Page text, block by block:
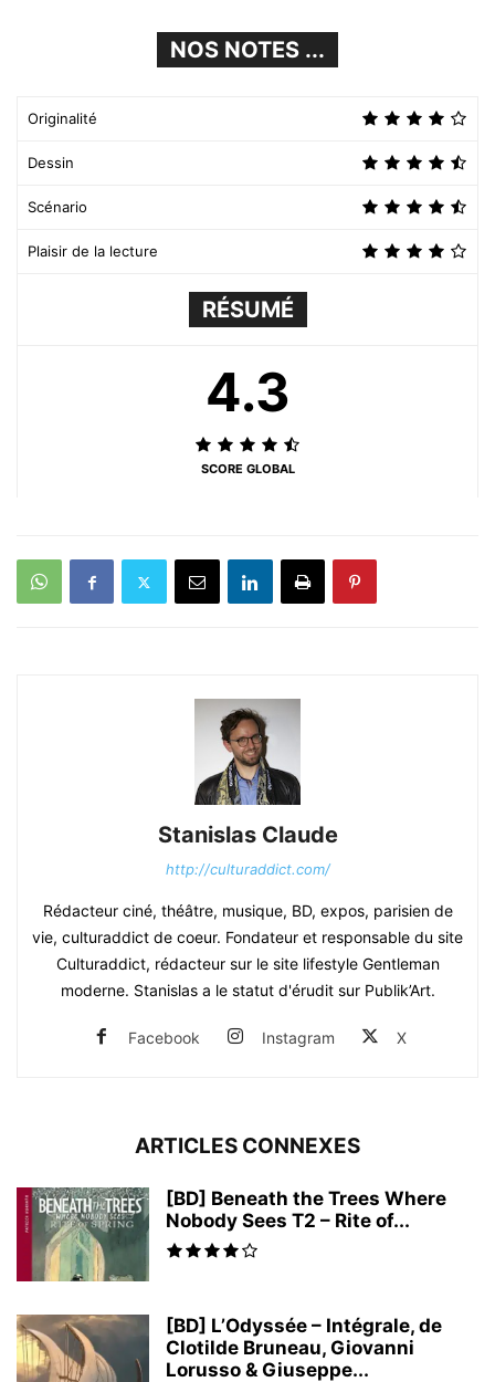
NOS NOTES ...
Originalité
Dessin
Scénario
Plaisir de la lecture
RÉSUMÉ
4.3
SCORE GLOBAL
Stanislas Claude
http://culturaddict.com/
Rédacteur ciné, théâtre, musique, BD, expos, parisien de
vie, culturaddict de coeur. Fondateur et responsable du site
Culturaddict, rédacteur sur le site lifestyle Gentleman
moderne. Stanislas a le statut d'érudit sur Publik’Art.
Facebook Instagram X
ARTICLES CONNEXES
[BD] Beneath the Trees Where
Nobody Sees T2 – Rite of...
[BD] L’Odyssée – Intégrale, de
Clotilde Bruneau, Giovanni
Lorusso & Giuseppe...